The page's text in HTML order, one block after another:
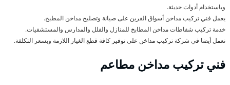
وباستخدام أدوات حديثة.
يعمل فني تركيب مداخن أسواق القرين على صيانة وتصليح مداخن المطبخ.
خدمة تركيب شفاطات مداخن المطابخ للمنازل والفلل والمدارس والمستشفيات.
نعمل أيضا في شركة تركيب مداخن على توفير كافة قطع الغيار اللازمة وبسعر التكلفة.
فني تركيب مداخن مطاعم